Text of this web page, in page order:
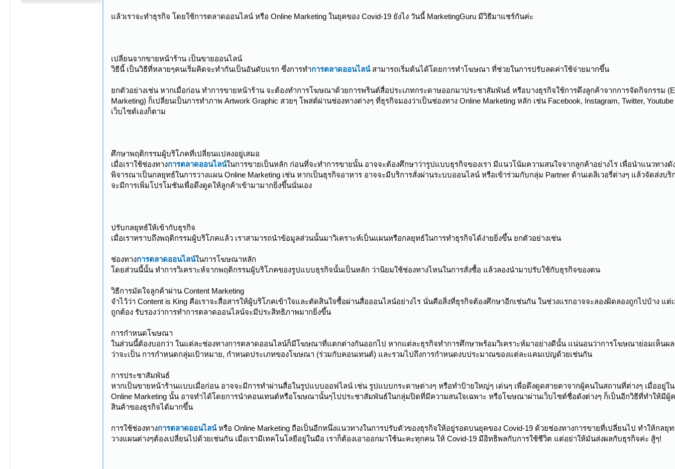
แล้วเราจะทำธุรกิจ โดยใช้การตลาดออนไลน์ หรือ Online Marketing ในยุคของ Covid-19 ยังไง วันนี้ MarketingGuru มีวิธีมาแชร์กันค่ะ
เปลี่ยนจากขายหน้าร้าน เป็นขายออนไลน์
วิธีนี้ เป็นวิธีที่หลายๆคนเริ่มคิดจะทำกันเป็นอันดับแรก ซึ่งการทำการตลาดออนไลน์สามารถเริ่มต้นได้โดยการทำโฆษณา ที่ช่วยในการปรับลดค่าใช้จ่ายมากขึ้น
ยกตัวอย่างเช่น หากเมื่อก่อน ทำการขายหน้าร้าน จะต้องทำการโฆษณาด้วยการพรินต์สื่อประเภทกระดาษออกมาประชาสัมพันธ์ หรือบางธุรกิจใช้การดึงลูกค้าจากการจัดกิจกรรม
Marketing) ก็เปลี่ยนเป็นการทำภาพ Artwork Graphic สวยๆ โพสต์ผ่านช่องทางต่างๆ ที่ธุรกิจมองว่าเป็นช่องทาง Online Marketing หลัก เช่น Facebook, Instagram, Twitter,
เว็บไซต์เองก็ตาม
ศึกษาพฤติกรรมผู้บริโภคที่เปลี่ยนแปลงอยู่เสมอ
เมื่อเราใช้ช่องทางการตลาดออนไลน์ในการขายเป็นหลัก ก่อนที่จะทำการขายนั้น อาจจะต้องศึกษาว่ารูปแบบธุรกิจของเรา มีแนวโน้มความสนใจจากลูกค้าอย่างไร เพื่อนำแนวทางดั
พิจารณาเป็นกลยุทธ์ในการวางแผน Online Marketing เช่น หากเป็นธุรกิจอาหาร อาจจะมีบริการสั่งผ่านระบบออนไลน์ หรือเข้าร่วมกับกลุ่ม Partner ด้านเดลิเวอรี่ต่างๆ แล้วจัดส่งบริ
จะมีการเพิ่มโปรโมชันเพื่อดึงดูดให้ลูกค้าเข้ามามากยิ่งขึ้นนั่นเอง
ปรับกลยุทธ์ให้เข้ากับธุรกิจ
เมื่อเราทราบถึงพฤติกรรมผู้บริโภคแล้ว เราสามารถนำข้อมูลส่วนนั้นมาวิเคราะห์เป็นแผนหรือกลยุทธ์ในการทำธุรกิจได้ง่ายยิ่งขึ้น ยกตัวอย่างเช่น
ช่องทางการตลาดออนไลน์ในการโฆษณาหลัก
โดยส่วนนี้นั้น ทำการวิเคราะห์จากพฤติกรรมผู้บริโภคของรูปแบบธุรกิจนั้นเป็นหลัก ว่านิยมใช้ช่องทางไหนในการสั่งซื้อ แล้วลองนำมาปรับใช้กับธุรกิจของตน
วิธีการมัดใจลูกค้าผ่าน Content Marketing
จำไว้ว่า Content is King คือเราจะสื่อสารให้ผู้บริโภคเข้าใจและตัดสินใจซื้อผ่านสื่อออนไลน์อย่างไร นั่นคือสิ่งที่ธุรกิจต้องศึกษาอีกเช่นกัน ในช่วงแรกอาจจะลองผิดลองถูกไปบ้าง แต่
ถูกต้อง รับรองว่าการทำการตลาดออนไลน์จะมีประสิทธิภาพมากยิ่งขึ้น
การกำหนดโฆษณา
ในส่วนนี้ต้องบอกว่า ในแต่ละช่องทางการตลาดออนไลน์ก็มีโฆษณาที่แตกต่างกันออกไป หากแต่ละธุรกิจทำการศึกษาพร้อมวิเคราะห์มาอย่างดีนั้น แน่นอนว่าการโฆษณาย่อมเห็นผ
ว่าจะเป็น การกำหนดกลุ่มเป้าหมาย, กำหนดประเภทของโฆษณา (ร่วมกับคอนเทนต์) และรวมไปถึงการกำหนดงบประมาณของแต่ละแคมเปญด้วยเช่นกัน
การประชาสัมพันธ์
หากเป็นขายหน้าร้านแบบเมื่อก่อน อาจจะมีการทำผ่านสื่อในรูปแบบออฟไลน์ เช่น รูปแบบกระดาษต่างๆ หรือทำป้ายใหญ่ๆ เด่นๆ เพื่อดึงดูดสายตาจากผู้คนในสถานที่ต่างๆ เมื่ออยู่ใ
Online Marketing นั้น อาจทำได้โดยการนำคอนเทนต์หรือโฆษณานั้นๆไปประชาสัมพันธ์ในกลุ่มปิดที่มีความสนใจเฉพาะ หรือโฆษณาผ่านเว็บไซต์ชื่อดังต่างๆ ก็เป็นอีกวิธีที่ทำให้มีผู้
สินค้าของธุรกิจได้มากขึ้น
การใช้ช่องทางการตลาดออนไลน์หรือ Online Marketing ถือเป็นอีกหนึ่งแนวทางในการปรับตัวของธุรกิจให้อยู่รอดบนยุคของ Covid-19 ด้วยช่องทางการขายที่เปลี่ยนไป ทำให้กลยุ
วางแผนต่างๆต้องเปลี่ยนไปด้วยเช่นกัน เมื่อเรามีเทคโนโลยีอยู่ในมือ เราก็ต้องเอาออกมาใช้นะคะทุกคน ให้ Covid-19 มีอิทธิพลกับการใช้ชีวิต แต่อย่าให้มันส่งผลกับธุรกิจค่ะ สู้ๆ!